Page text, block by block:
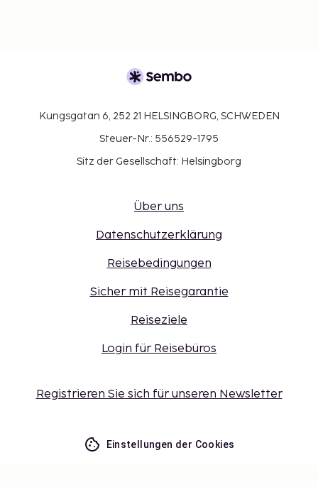
Kungsgatan 6, 252 21 HELSINGBORG, SCHWEDEN
Steuer-Nr.: 556529-1795
Sitz der Gesellschaft: Helsingborg
Über uns
Datenschutzerklärung
Reisebedingungen
Sicher mit Reisegarantie
Reiseziele
Login für Reisebüros
Registrieren Sie sich für unseren Newsletter
Einstellungen der Cookies